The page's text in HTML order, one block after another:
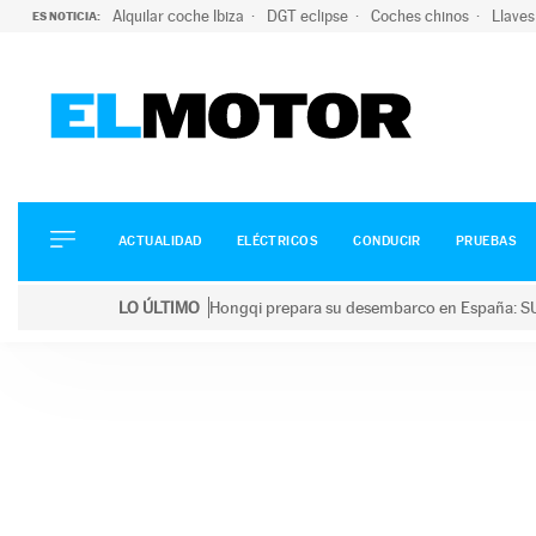
ES NOTICIA: Alquilar coche Ibiza DGT eclipse Coches chinos
ELÉCTRICOS
CONDUCIR
ACTUALIDAD ELÉCTRICOS CONDUCIR PRUEBAS
LO ÚLTIMO Hongqi prepara su desembarco en España: